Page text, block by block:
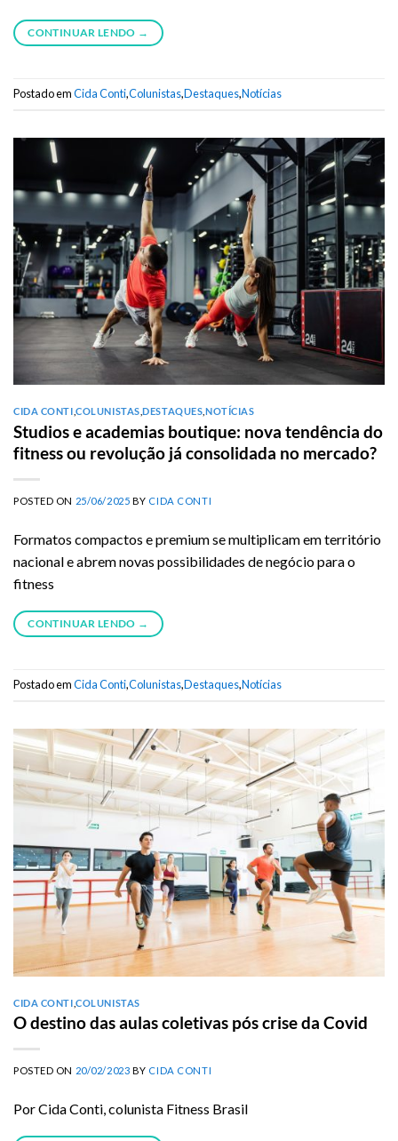
CONTINUAR LENDO →
Postado emCida Conti,Colunistas,Destaques,Notícias
CIDA CONTI ,COLUNISTAS ,DESTAQUES NOTÍCIAS
Studios e academias boutique: nova tendência do
fitness ou revolução já consolidada no mercado?
POSTED ON 25/06/2025 BY CIDA CONTI
Formatos compactos e premium se multiplicam em território
nacional e abrem novas possibilidades de negócio para o
fitness
CONTINUAR LENDO →
Postado emCida Conti,Colunistas,Destaques,Notícias
CIDA CONTI ,COLUNISTAS
O destino das aulas coletivas pós crise da Covid
POSTED ON 20/02/2023 BY CIDA CONTI
Por Cida Conti, colunista Fitness Brasil